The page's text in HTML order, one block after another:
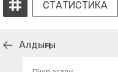
СТАТИСТИКА
Алдыңғы